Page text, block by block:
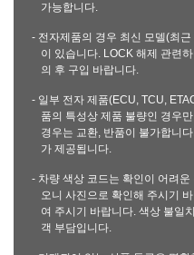
가능합니다.
- 전자제품의 경우 최신 모델(최
이 있습니다. LOCK 해제 관련
의 후 구입 바랍니다.
- 일부 전자 제품(ECU, TCU,
품의 특성상 제품 불량인 경우
경우는 교환, 반품이 불가합니
가 제공됩니다.
- 차량 색상 코드는 확인이 어려운
오니 사진으로 확인해 주시기
여 주시기 바랍니다. 색상 불일
객 부담입니다.